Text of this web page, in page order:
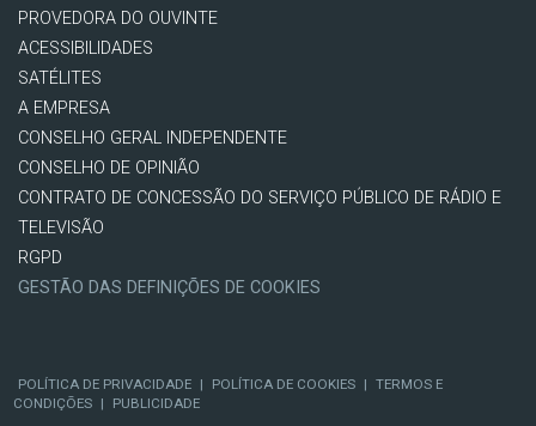
PROVEDORA DO OUVINTE
ACESSIBILIDADES
SATÉLITES
A EMPRESA
CONSELHO GERAL INDEPENDENTE
CONSELHO DE OPINIÃO
CONTRATO DE CONCESSÃO DO SERVIÇO PÚBLICO DE RÁDIO E
TELEVISÃO
RGPD
GESTÃO DAS DEFINIÇÕES DE COOKIES
POLÍTICA DE PRIVACIDADE | POLÍTICA DE COOKIES | TERMOS E
CONDIÇÕES |
PUBLICIDADE